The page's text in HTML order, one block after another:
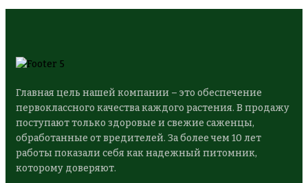
Главная цель нашей компании – это обеспечение
первоклассного качества каждого растения. В продажу
поступают только здоровые и свежие саженцы,
обработанные от вредителей. За более чем 10 лет
работы показали себя как надежный питомник,
которому доверяют.